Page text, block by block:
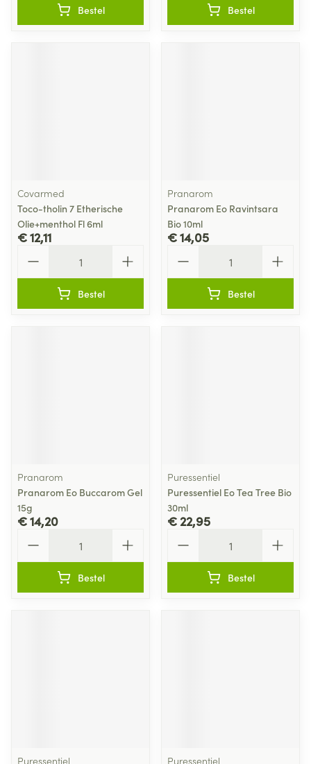
Bestel Bestel
Covarmed
Toco-tholin 7 Etherische
Olie+menthol Fl 6ml
€ 12,11
Bestel
Pranarom
Pranarom Eo Ravintsara
Bio 10ml
€ 14,05
Bestel
Pranarom
Pranarom Eo Buccarom Gel
15g
€ 14,20
Bestel
Puressentiel
Puressentiel Eo Tea Tree Bio
30ml
€ 22,95
Bestel
Puressentiel Puressentiel